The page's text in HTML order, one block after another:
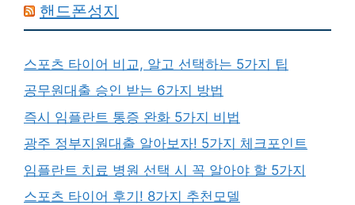
핸드폰성지
스포츠 타이어 비교, 알고 선택하는 5가지 팁
공무원대출 승인 받는 6가지 방법
즉시 임플란트 통증 완화 5가지 비법
광주 정부지원대출 알아보자! 5가지 체크포인트
임플란트 치료 병원 선택 시 꼭 알아야 할 5가지
스포츠 타이어 후기! 8가지 추천모델